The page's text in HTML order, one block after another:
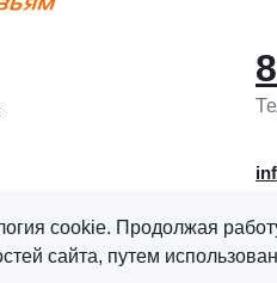
cookie. Продолжая
сайта, путем